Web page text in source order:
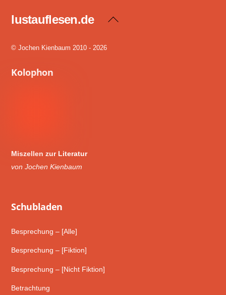
Back
lustauflesen.de
© Jochen Kienbaum 2010 - 2026
Kolophon
Miszellen zur Literatur
von Jochen Kienbaum
Schub­laden
Besprechung – [Alle]
Besprechung – [Fiktion]
Besprechung – [Nicht Fiktion]
Betrachtung